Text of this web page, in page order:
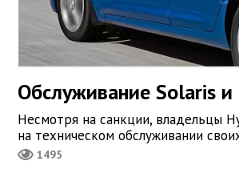
Обслуживание Solaris
Несмотря на санкции, владельцы
на техническом обслуживании
1495